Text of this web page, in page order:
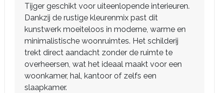
Tijger geschikt voor uiteenlopende interieuren.
Dankzij de rustige kleurenmix past dit
kunstwerk moeiteloos in moderne, warme en
minimalistische woonruimtes. Het schilderij
trekt direct aandacht zonder de ruimte te
overheersen, wat het ideaal maakt voor een
woonkamer, hal, kantoor of zelfs een
slaapkamer.